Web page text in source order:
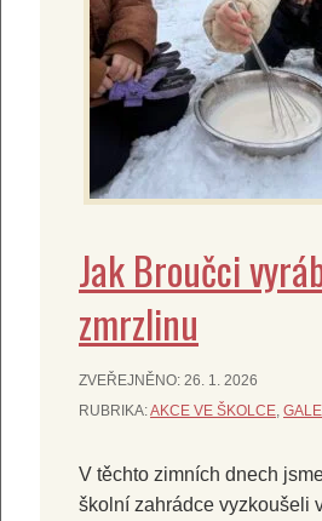
Jak Broučci
zmrzlinu
ZVEŘEJNĚNO: 26. 1. 2026
RUBRIKA:AKCE VE ŠKOLCE,
V těchto zimních dnech
školní zahrádce vyzkoušeli